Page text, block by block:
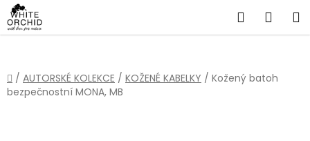
Přejít
na
obsah
Hledat
Domů
/ AUTORSKÉ KOLEKCE / KOŽENÉ KABELKY / Kožený batoh
bezpečnostní MONA, MB